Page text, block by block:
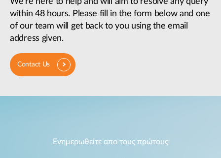
within 48 hours. Please fill in the form below and one
of our team will get back to you using the email
address given.
Contact Us
Ενημερωθείτε απο τους πρώτους